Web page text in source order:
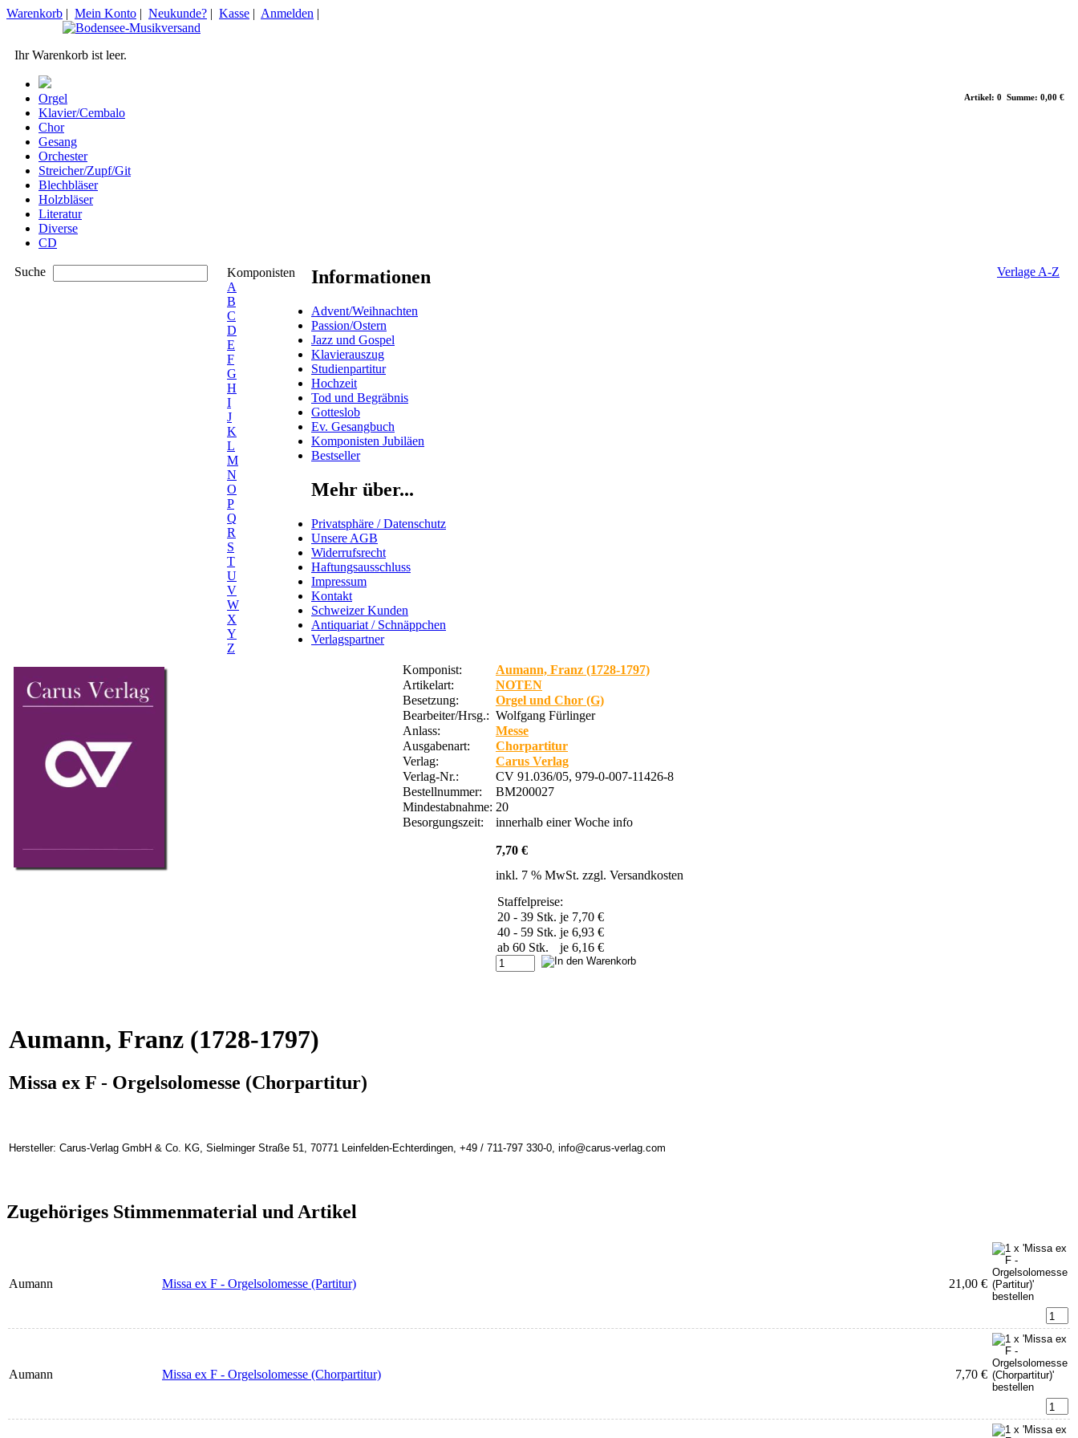
Artikel: 0 Summe: 0,00 €
Warenkorb | Mein Konto | Neukunde? | Kasse | Anmelden |
Ihr Warenkorb ist leer.
Orgel
Klavier/Cembalo
Chor
Gesang
Orchester
Streicher/Zupf/Git
Blechbläser
Holzbläser
Literatur
Diverse
CD
Suche
Komponisten
A
B
C
D
E
F
G
H
I
J
K
L
M
N
O
P
Q
R
S
T
U
V
W
X
Y
Z
Verlage A-Z
Informationen
Advent/Weihnachten
Passion/Ostern
Jazz und Gospel
Klavierauszug
Studienpartitur
Hochzeit
Tod und Begräbnis
Gotteslob
Ev. Gesangbuch
Komponisten Jubiläen
Bestseller
Mehr über...
Privatsphäre / Datenschutz
Unsere AGB
Widerrufsrecht
Haftungsausschluss
Impressum
Kontakt
Schweizer Kunden
Antiquariat / Schnäppchen
Verlagspartner
Komponist:
Aumann, Franz (1728-1797)
Artikelart:
NOTEN
Besetzung:
Orgel und Chor (G)
Bearbeiter/Hrsg.: Wolfgang Fürlinger
Anlass:
Messe
Ausgabenart:
Chorpartitur
Verlag:
Carus Verlag
Verlag-Nr.:
CV 91.036/05, 979-0-007-11426-8
Bestellnummer:
BM200027
Mindestabnahme: 20
Besorgungszeit:
innerhalb einer Woche info
7,70 €
inkl. 7 % MwSt. zzgl. Versandkosten
Staffelpreise:
20 - 39 Stk. je 7,70 €
40 - 59 Stk. je 6,93 €
ab 60 Stk.
je 6,16 €
Aumann, Franz (1728-1797)
Missa ex F - Orgelsolomesse (Chorpartitur)
Hersteller: Carus-Verlag GmbH & Co. KG, Sielminger Straße 51, 70771 Leinfelden-Echterdingen, +49 / 711-797 330-0, info@carus-verlag.com
Zugehöriges Stimmenmaterial und Artikel
Aumann Missa ex F - Orgelsolomesse (Partitur) 21,00 €
Aumann Missa ex F - Orgelsolomesse (Chorpartitur) 7,70 €